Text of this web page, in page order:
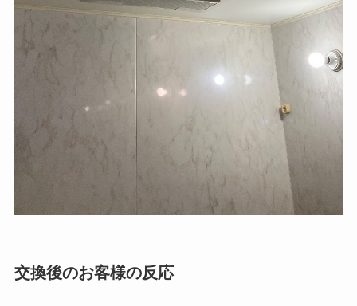
交換後のお客様の反応